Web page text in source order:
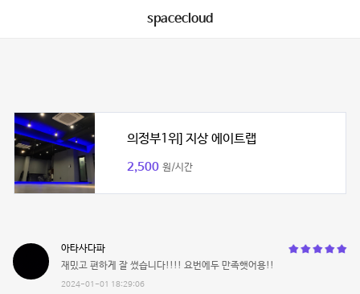
spacecloud
의정부1위] 지상 에이트랩
2,500 원/시간
아타사다파
재밌고 편하게 잘 썼습니다!!!! 요번에두 만족햇어용!!
2024-01-01 18:29:06